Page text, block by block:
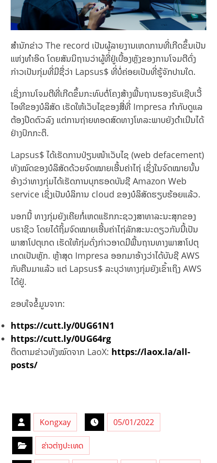
ສຳນັກຂ່າວ The record ເປັນຜູ້ລາຍງານເຫດການທີ່ເກີດຂຶ້ນເປັນ
ແຫ່ງທຳອິດ ໂດຍສັນນິຖານວ່າຜູ້ທີ່ຢູ່ເບື້ອງຫຼັງຂອງການໂຈມຕີດັ່ງ
ກ່າວເປັນກຸ່ມທີ່ມີຊື່ວ່າ Lapsus$ ທີ່ບໍ່ຄ່ອຍເປັນທີ່ຮູ້ຈັກປານໃດ.
ເຊິ່ງການໂຈມຕີທີ່ເກີດຂຶ້ນກະທົບຕໍ່ໂຄງສ້າງພື້ນຖານຮອງຮັບເຊີບເວີ້
ໄອທີຂອງບໍລິສັດ ເຮັດໃຫ້ເວັບໄຊຂອງສື່ທີ່ Impresa ກຳກັບດູແລ
ຕ້ອງປິດຕົວລົງ ແຕ່ການຖ່າຍທອດສົດທາງໂທລະພາບຍັງດຳເນີນໄດ້
ຢ່າງປົກກະຕິ.
Lapsus$ ໄດ້ເຮັດການປ່ຽນໜ້າເວັບໄຊ (web defacement)
ທັງໝົດຂອງບໍລິສັດດ້ວຍຈົດໝາຍເອີ້ນຄ່າໄຖ່ ເຊິ່ງໃນຈົດໝາຍນັ້ນ
ອ້າງວ່າທາງກຸ່ມໄດ້ເຮັດການບຸກຮອດບັນຊີ Amazon Web
service ເຊິ່ງເປັນບໍລິການ cloud ຂອງບໍລິສັດຮຽບຮ້ອຍແລ້ວ.
ນອກນີ້ ທາງກຸ່ມຍັງເຄີຍກໍ່ເຫດແຮັກກະຊວງສາທາລະນະສຸກຂອງ
ບຣາຊິວ ໂດຍໄດ້ຖິ້ມຈົດໝາຍເອີ້ນຄ່າໄຖ່ລັກສະນະດຽວກັນນີ້ເປັນ
ພາສາໂປຕຸເກດ ເຮັດໃຫ້ກຸ່ມດັ່ງກ່າວອາດມີພື້ນຖານທາງພາສາໂປຕຸ
ເກດເປັນຫຼັກ. ຫຼ້າສຸດ Impresa ອອກມາອ້າງວ່າໄດ້ບັນຊີ AWS
ກັບຄືນມາແລ້ວ ແຕ່ Lapsus$ ລະບຸວ່າທາງກຸ່ມຍັງເຂົ້າເຖິງ AWS
ໄດ້ຢູ່.
ຂອບໃຈຂໍ້ມູນຈາກ:
https://cutt.ly/0UG61N1
https://cutt.ly/0UG64rg
ຕິດຕາມຂ່າວທັງໝົດຈາກ LaoX: https://laox.la/all-
posts/
Kongxay 05/01/2022
ຂ່າວຕ່າງປະເທດ